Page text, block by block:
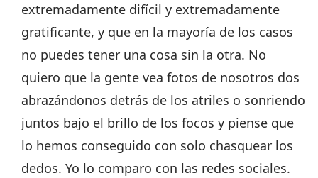
extremadamente difícil y extremadamente
gratificante, y que en la mayoría de los casos
no puedes tener una cosa sin la otra. No
quiero que la gente vea fotos de nosotros dos
abrazándonos detrás de los atriles o sonriendo
juntos bajo el brillo de los focos y piense que
lo hemos conseguido con solo chasquear los
dedos. Yo lo comparo con las redes sociales.